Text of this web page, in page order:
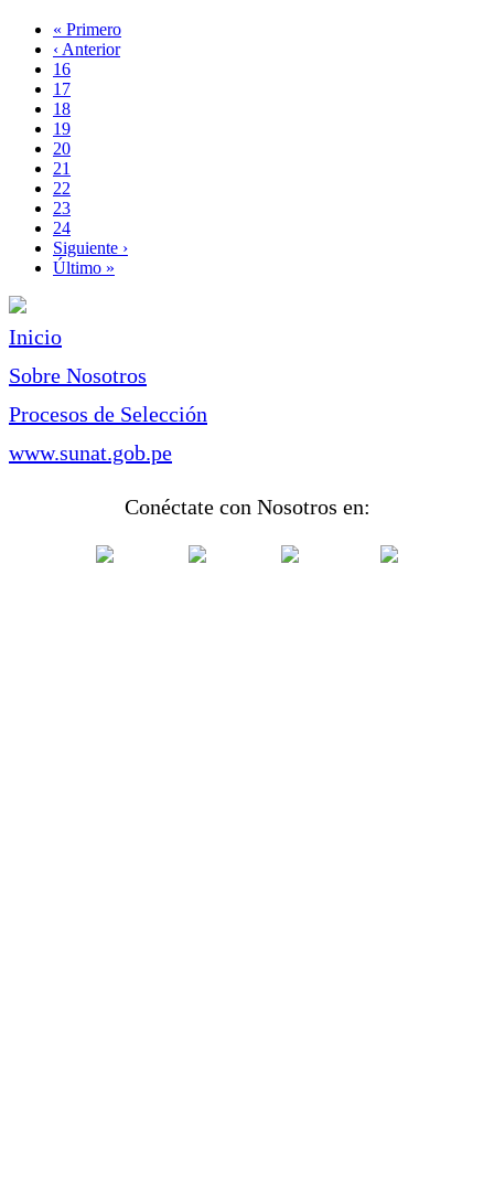
Paginación
Primera
página
« Primero
Página
anterior
‹ Anterior
Page
16
Page
17
Page
18
Page
19
Página
actual
20
Page
21
Page
22
Page
23
Page
24
Siguiente
página
Siguiente ›
Última
Último »
Inicio
Sobre Nosotros
Procesos de Selección
www.sunat.gob.pe
Conéctate con Nosotros en: